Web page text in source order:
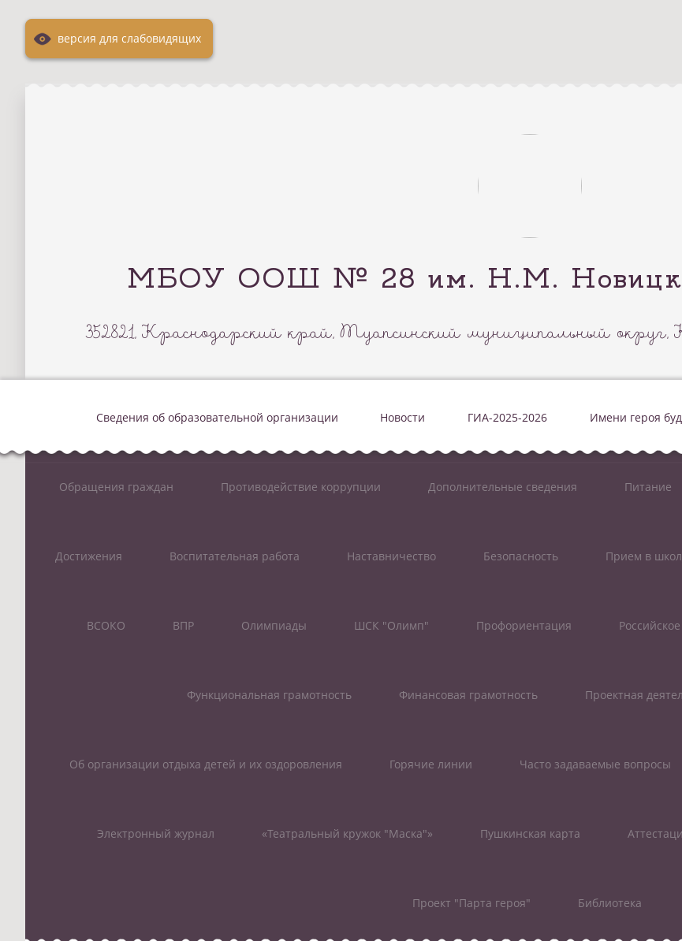
МБОУ ООШ № 28 им. Н.М.
352821, Краснодарский край, Туапсинский муниципальный округ,
версия для слабовидящих
Сведения об образовательной организации Новости ГИА-2025-2026 Имени героя
Обращения граждан Противодействие коррупции Дополнительные сведения Питание
Достижения Воспитательная работа Наставничество Безопасность Прием в
ВСОКО ВПР Олимпиады ШСК "Олимп" Профориентация
Функциональная грамотность Финансовая грамотность Проектная
Об организации отдыха детей и их оздоровления Горячие линии Часто задаваемые вопросы
Электронный журнал «Театральный кружок "Маска"» Пушкинская карта
Проект "Парта героя" Библиотека